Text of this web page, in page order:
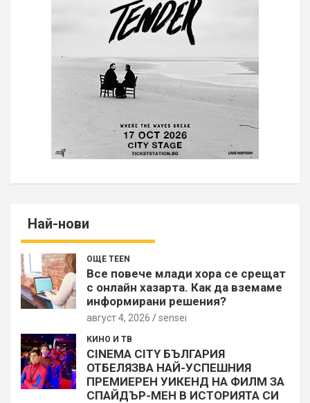
Най-нови
ОЩЕ TEEN
Все повече млади хора се срещат
с онлайн хазарта. Как да вземаме
информирани решения?
август 4, 2026 sensei
КИНО И ТВ
CINEMA CITY БЪЛГАРИЯ
ОТБЕЛЯЗВА НАЙ-УСПЕШНИЯ
ПРЕМИЕРЕН УИКЕНД НА ФИЛМ ЗА
СПАЙДЪР-МЕН В ИСТОРИЯТА СИ